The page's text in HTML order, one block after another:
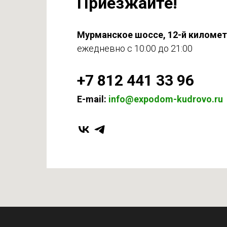
Мурманское шоссе, 12-й
ежедневно с 10:00 до 21:00
+7 812 441 33 96
E-mail: info@expodom-kudrovo.ru